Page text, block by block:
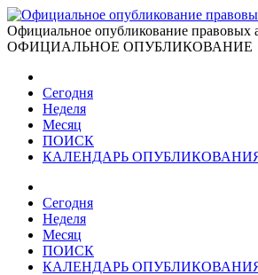
Официальное опубликование правовых
ОФИЦИАЛЬНОЕ ОПУБЛИКОВАНИЕ
Сегодня
Неделя
Месяц
ПОИСК
КАЛЕНДАРЬ
Сегодня
Неделя
Месяц
ПОИСК
КАЛЕНДАРЬ